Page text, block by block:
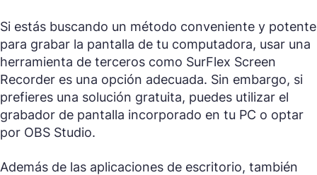
Si estás buscando un método conveniente y potente
para grabar la pantalla de tu computadora, usar una
herramienta de terceros como SurFlex Screen
Recorder es una opción adecuada. Sin embargo, si
prefieres una solución gratuita, puedes utilizar el
grabador de pantalla incorporado en tu PC o optar
por OBS Studio.
Además de las aplicaciones de escritorio, también